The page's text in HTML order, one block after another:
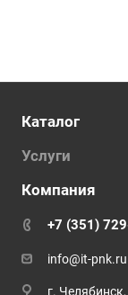
Каталог
Услуги
Компания
+7 (351)
info@it-pnk.ru
г.